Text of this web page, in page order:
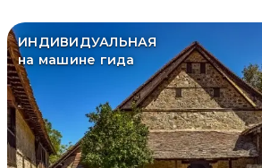
ИНДИВИДУАЛЬНАЯ
на машине гида